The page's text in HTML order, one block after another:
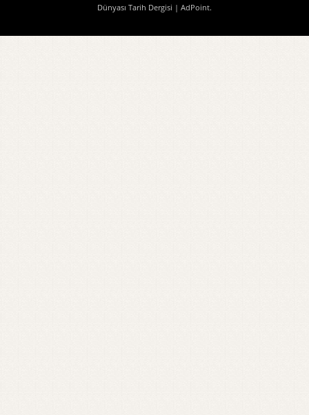
Dünyası Tarih Dergisi | AdPoint.